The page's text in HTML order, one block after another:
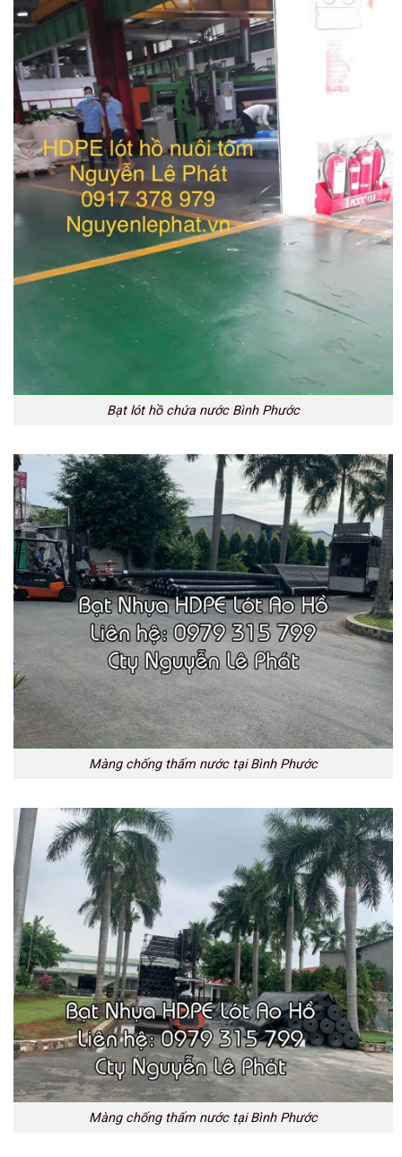
Bạt lót hồ chứa nước Bình Phước
Màng chống thấm nước tại Bình Phước
Màng chống thấm nước tại Bình Phước